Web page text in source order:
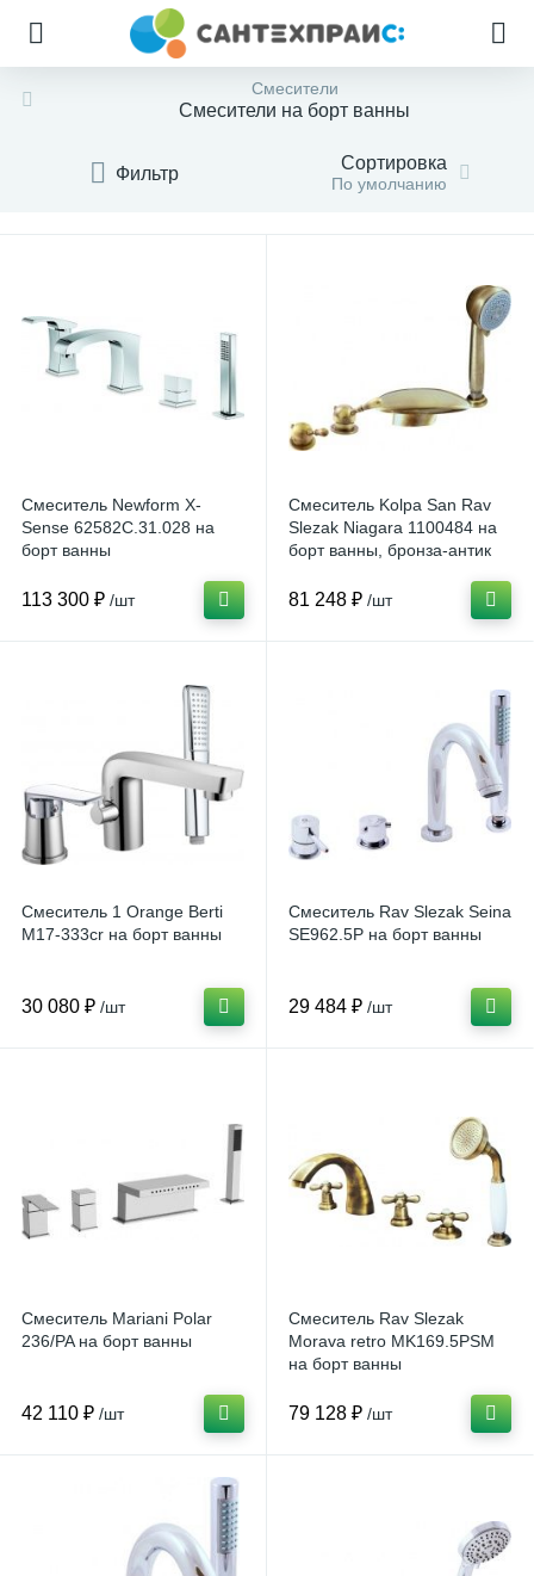
Смесители
Смесители на борт ванны
Фильтр Сортировка
По умолчанию
Смеситель Newform X-
Sense 62582С.31.028 на
борт ванны
113 300 ₽ /шт
Смеситель Kolpa San Rav
Slezak Niagara 1100484 на
борт ванны, бронза-антик
81 248 ₽ /шт
Смеситель 1 Orange Berti
M17-333cr на борт ванны
30 080 ₽ /шт
Смеситель Rav Slezak Seina
SE962.5P на борт ванны
29 484 ₽ /шт
Смеситель Mariani Polar
236/PA на борт ванны
42 110 ₽ /шт
Смеситель Rav Slezak
Morava retro MK169.5PSM
на борт ванны
79 128 ₽ /шт